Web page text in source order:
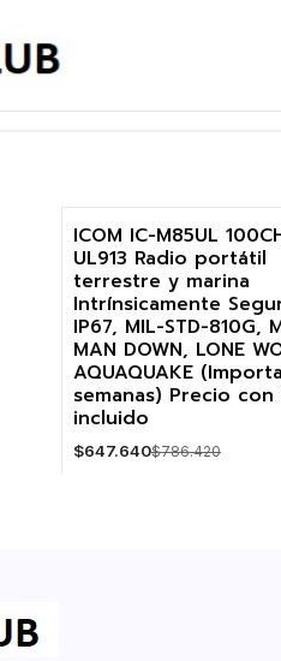
embarcación
en una
-18%
Agotado
ICOM IC-M85UL
UL913 Radio portátil
terrestre y marina
Intrínsicamente
IP67, MIL-STD-810G,
MAN DOWN, LONE
AQUAQUAKE
semanas) Precio con
incluido
$647.640$786.420